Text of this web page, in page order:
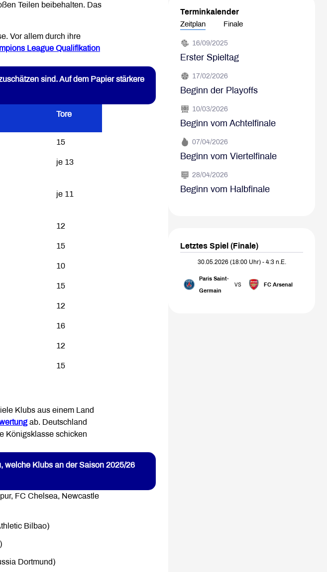
Teilen beibehalten. Das
Vor allem durch ihre
League Qualifikation
sind. Auf dem Papier stärkere
Tore
15
je 13
je 11
12
15
10
15
12
16
12
15
Klubs aus einem Land
ab. Deutschland
Königsklasse schicken
welche Klubs an der Saison 2025/26
FC Chelsea, Newcastle
Bilbao)
Dortmund)
Terminkalender
Zeitplan Finale
16/09/2025
Erster Spieltag
17/02/2026
Beginn der Playoffs
10/03/2026
Beginn vom Achtelfinale
07/04/2026
Beginn vom Viertelfinale
28/04/2026
Beginn vom Halbfinale
Letztes Spiel (Finale)
30.05.2026 (18:00 Uhr) - 4:3 n.E.
Paris Saint-
Germain
VS FC Arsenal